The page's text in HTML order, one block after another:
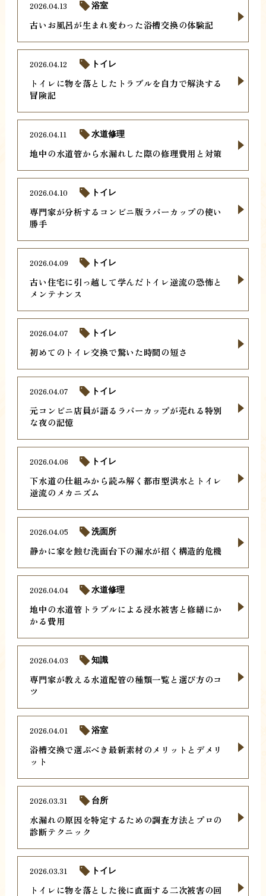
古いお風呂が生まれ変わった浴槽交換の体験記
2026.04.13 浴室
トイレに物を落としたトラブルを自力で解決する
冒険記
2026.04.12 トイレ
地中の水道管から水漏れした際の修理費用と対策
2026.04.11 水道修理
専門家が分析するコンビニ版ラバーカップの使い
勝手
2026.04.10 トイレ
古い住宅に引っ越して学んだトイレ逆流の恐怖と
メンテナンス
2026.04.09 トイレ
初めてのトイレ交換で驚いた時間の短さ
2026.04.07 トイレ
元コンビニ店員が語るラバーカップが売れる特別
な夜の記憶
2026.04.07 トイレ
下水道の仕組みから読み解く都市型洪水とトイレ
逆流のメカニズム
2026.04.06 トイレ
静かに家を蝕む洗面台下の漏水が招く構造的危機
2026.04.05 洗面所
地中の水道管トラブルによる浸水被害と修繕にか
かる費用
2026.04.04 水道修理
専門家が教える水道配管の種類一覧と選び方のコ
ツ
2026.04.03 知識
浴槽交換で選ぶべき最新素材のメリットとデメリ
ット
2026.04.01 浴室
水漏れの原因を特定するための調査方法とプロの
診断テクニック
2026.03.31 台所
トイレに物を落とした後に直面する二次被害の回
2026.03.31 トイレ